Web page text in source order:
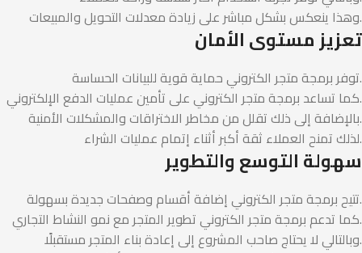
وهذا ينعكس بشكل مباشر على زيادة معدلات التحويل والمبيعات.
تعزيز مستوى الأمان
توفر برمجة متجر الكتروني حماية قوية للبيانات الحساسة.
كما تساعد برمجة متجر الكتروني على تأمين عمليات الدفع الإلكتروني.
بالإضافة إلى ذلك تقلل من مخاطر الاختراقات والمشكلات الأمنية.
لذلك تمنح العملاء ثقة أكبر أثناء إتمام عمليات الشراء.
سهولة التوسع والتطوير
تتيح برمجة متجر الكتروني إضافة أقسام وصفحات جديدة بسهولة.
كما تدعم برمجة متجر الكتروني تطوير المتجر مع نمو النشاط التجاري.
وبالتالي لا يحتاج صاحب المشروع إلى إعادة بناء المتجر مستقبلًا.